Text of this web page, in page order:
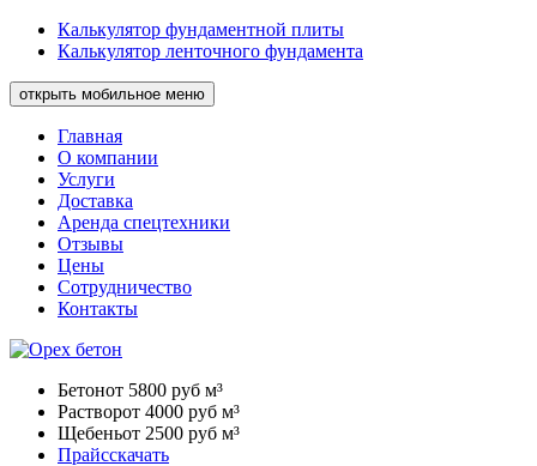
Калькулятор фундаментной плиты
Калькулятор ленточного фундамента
открыть мобильное меню
Главная
О компании
Услуги
Доставка
Аренда спецтехники
Отзывы
Цены
Сотрудничество
Контакты
Бетонот 5800 руб м³
Растворот 4000 руб м³
Щебеньот 2500 руб м³
Прайсскачать